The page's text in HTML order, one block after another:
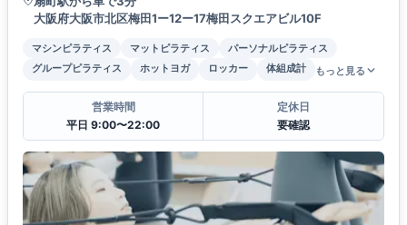
大阪府大阪市北区梅田1ー12ー17梅田スクエアビル10F
マシンピラティス マットピラティス
パーソナルピラティス
グループピラティス
ホットヨガ ロッカー 体組成計 もっと見る
営業時間
平日 9:00〜22:00
定休日
要確認